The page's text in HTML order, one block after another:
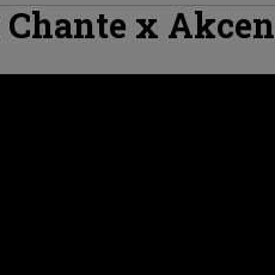
Chante x